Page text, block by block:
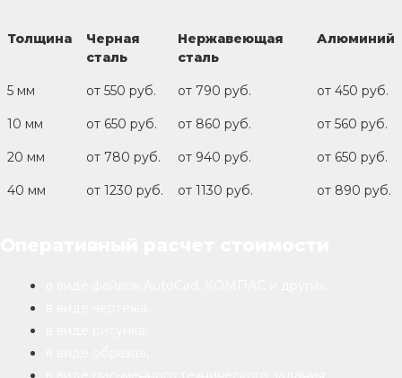
Толщина
Черная
сталь
Нержавеющая
сталь
Алюминий
5 мм от 550 руб. от 790 руб. от 450 руб.
10 мм от 650 руб. от 860 руб. от 560 руб.
20 мм от 780 руб. от 940 руб. от 650 руб.
40 мм от 1230 руб. от 1130 руб. от 890 руб.